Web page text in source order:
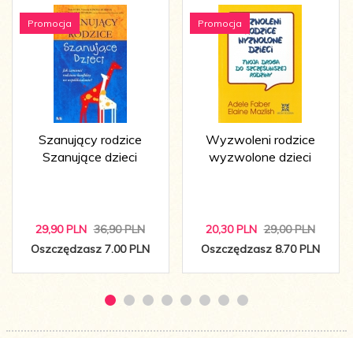
Promocja
Szanujący rodzice
Szanujące dzieci
29,90 PLN 36,90 PLN
Oszczędzasz 7.00 PLN
Promocja
Wyzwoleni rodzice
wyzwolone dzieci
20,30 PLN 29,00 PLN
Oszczędzasz 8.70 PLN